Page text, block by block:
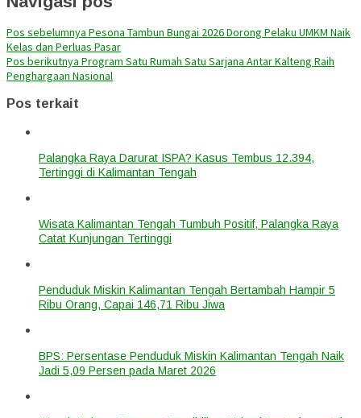
Pos sebelumnya Pesona Tambun Bungai 2026 Dorong Pelaku UMKM Naik
Kelas dan Perluas Pasar
Pos berikutnya Program Satu Rumah Satu Sarjana Antar Kalteng Raih
Penghargaan Nasional
Pos terkait
Palangka Raya Darurat ISPA? Kasus Tembus 12.394,
Tertinggi di Kalimantan Tengah
Wisata Kalimantan Tengah Tumbuh Positif, Palangka Raya
Catat Kunjungan Tertinggi
Penduduk Miskin Kalimantan Tengah Bertambah Hampir 5
Ribu Orang, Capai 146,71 Ribu Jiwa
BPS: Persentase Penduduk Miskin Kalimantan Tengah Naik
Jadi 5,09 Persen pada Maret 2026